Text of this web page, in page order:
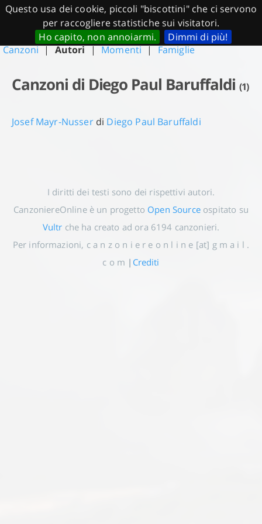
Questo usa dei cookie, piccoli "biscottini" che ci servono
per raccogliere statistiche sui visitatori.
Ho capito, non annoiarmi.
Dimmi di più!
CanzoniereOnline.it
Canzoni | Autori | Momenti | Famiglie
Canzoni di Diego Paul Baruffaldi (1)
Josef Mayr-Nusser di Diego Paul Baruffaldi
I diritti dei testi sono dei rispettivi autori.
CanzoniereOnline è un progetto Open Sourceospitato su
Vultr che ha creato ad ora 6194 canzonieri.
Per informazioni, c a n z o n i e r e o n l i n e [at] g m a i l .
c o m | Crediti